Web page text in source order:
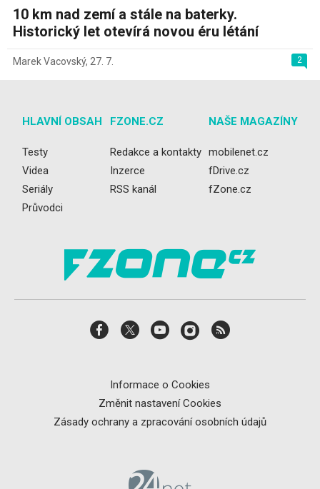
10 km nad zemí a stále na baterky.
Historický let otevírá novou éru létání
2
Marek Vacovský, 27. 7.
HLAVNÍ OBSAH
Testy
Videa
Seriály
Průvodci
FZONE.CZ
Redakce a kontakty
Inzerce
RSS kanál
NAŠE MAGAZÍNY
mobilenet.cz
fDrive.cz
fZone.cz
Informace o Cookies
Změnit nastavení Cookies
Zásady ochrany a zpracování osobních údajů